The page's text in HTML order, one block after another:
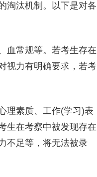
淘汰机制。以下是对各
血常规等。若考生存在
视力有明确要求，若考
理素质、工作(学习)表
生在考察中被发现存在
不足等，将无法被录